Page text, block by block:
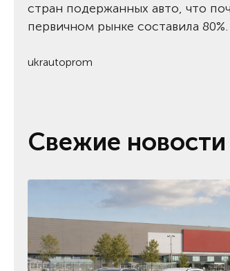
стран подержанных авто, что
первичном рынке составила 80%.
ukrautoprom
Свежие новости